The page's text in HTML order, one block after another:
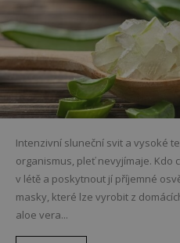
Intenzivní sluneční svit a vysoké
organismus, pleť nevyjímaje. Kdo
v létě a poskytnout jí příjemné
masky, které lze vyrobit z
aloe vera...